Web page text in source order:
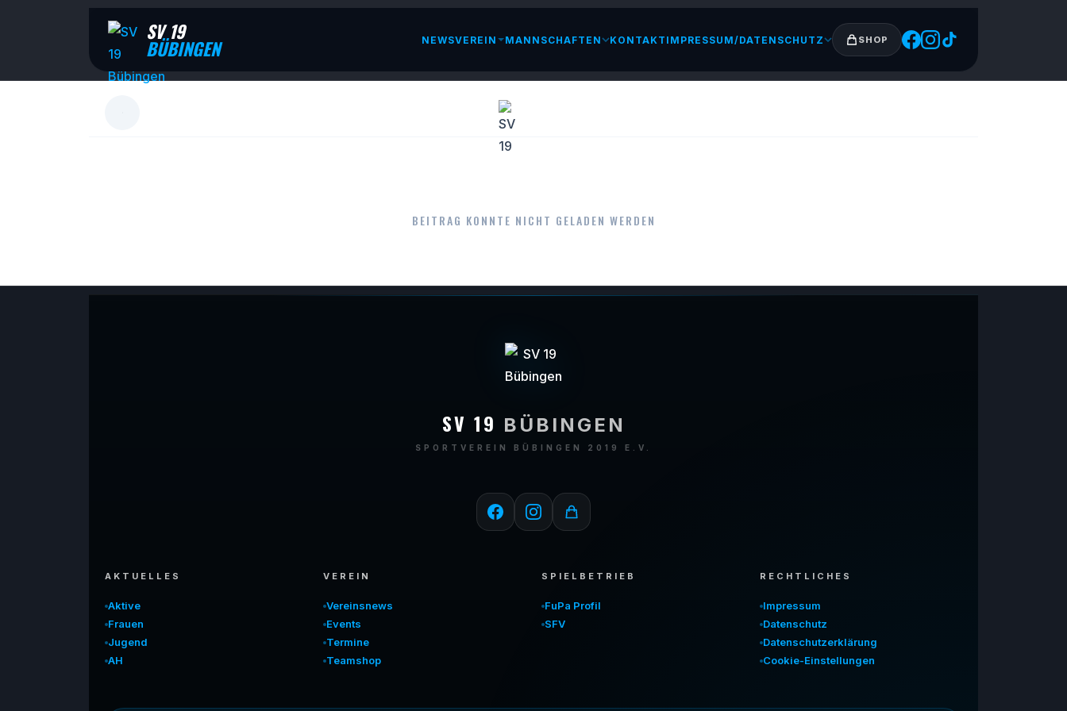
SV 19
BÜBINGEN NEWSVEREIN MANNSCHAFTEN KONTAKT IMPRESSUM/DATENSCHUTZ SHOP
BEITRAG KONNTE NICHT GELADEN WERDEN
SV 19 BÜBINGEN
SPORTVEREIN BÜBINGEN 2019 E.V.
AKTUELLES
Aktive
Frauen
Jugend
AH
VEREIN
Vereinsnews
Events
Termine
Teamshop
SPIELBETRIEB
FuPa Profil
SFV
RECHTLICHES
Impressum
Datenschutz
Datenschutzerklärung
Cookie-Einstellungen